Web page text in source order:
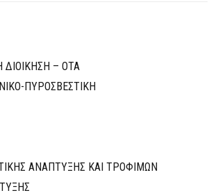
– ΟΤΑ
ΠΥΡΟΣΒΕΣΤΙΚΗ
ΑΝΑΠΤΥΞΗΣ ΚΑΙ ΤΡΟΦΙΜΩΝ